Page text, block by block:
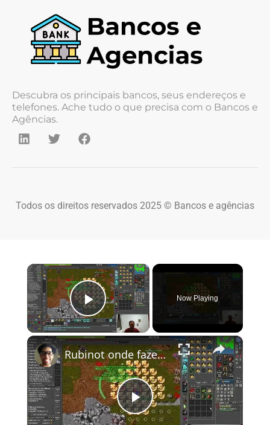
Descubra os principais bancos, seus endereços e
telefones. Ache tudo o que precisa com o Bancos e
Agências.
Todos os direitos reservados 2025 © Bancos e agências
×
Play Video
Now Playing
×
Play Video
Rubinot onde fazer a Task de Oramond